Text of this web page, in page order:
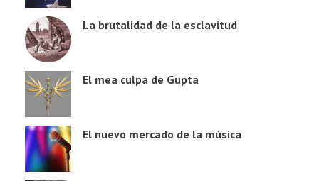
La brutalidad de la esclavitud
El mea culpa de Gupta
El nuevo mercado de la música